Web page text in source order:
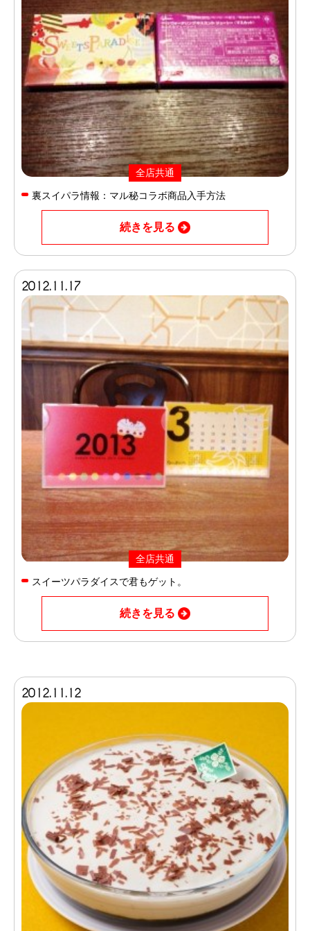
全店共通
裏スイパラ情報：マル秘コラボ商品入手方法
続きを見る
2012.11.17
全店共通
スイーツパラダイスで君もゲット。
続きを見る
2012.11.12